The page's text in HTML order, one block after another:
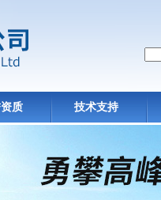
质 技术支持